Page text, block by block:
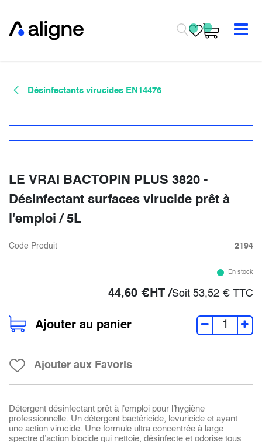
Désinfectants virucides EN14476
LE VRAI BACTOPIN PLUS 3820 -
Désinfectant surfaces virucide prêt à
l'emploi / 5L
Code Produit 2194
En stock
44,60 €HT /Soit 53,52 € TTC
Ajouter au panier
Ajouter aux Favoris
Détergent désinfectant prêt à l'emploi pour l’hygiène
professionnelle. Un détergent bactéricide, levuricide et ayant
une action virucide. Une formule ultra concentrée à large
spectre d’action biocide qui nettoie, désinfecte et odorise tous